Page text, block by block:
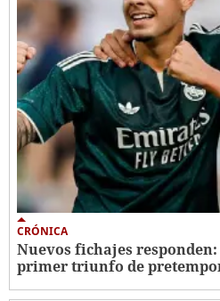
CRÓNICA
Nuevos fichajes
primer triunfo de